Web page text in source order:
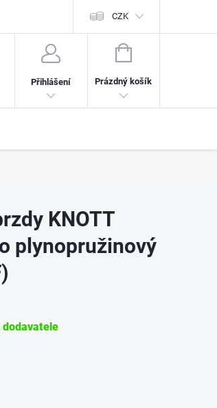
CZK
Přihlášení
NÁKUPNÍ
Prázdný košík
KNOTT
plynopružinový
dodavatele